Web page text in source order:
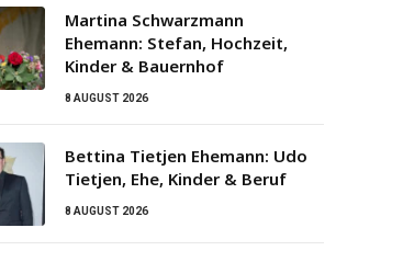
Martina Schwarzmann
Ehemann: Stefan, Hochzeit,
Kinder & Bauernhof
8 AUGUST 2026
Bettina Tietjen Ehemann: Udo
Tietjen, Ehe, Kinder & Beruf
8 AUGUST 2026